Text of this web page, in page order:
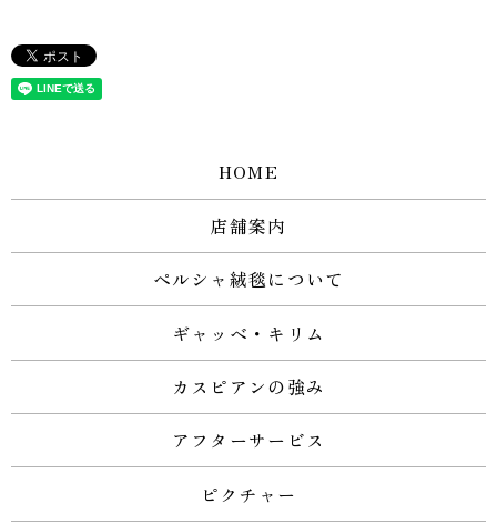
HOME
店舗案内
ペルシャ絨毯について
ギャッベ・キリム
カスピアンの強み
アフターサービス
ピクチャー